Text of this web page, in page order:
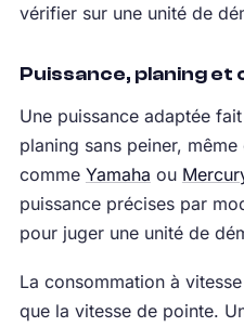
vérifier sur une unité de
Puissance, planing et
Une puissance adaptée
planing sans peiner,
comme Yamaha ou
puissance précises par
pour juger une unité de
La consommation à
que la vitesse de pointe.